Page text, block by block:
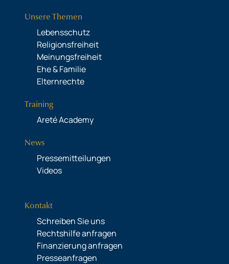
Unsere Themen
Lebensschutz
Religionsfreiheit
Meinungsfreiheit
Ehe & Familie
Elternrechte
Training
Areté Academy
News
Pressemitteilungen
Videos
Kontakt
Schreiben Sie uns
Rechtshilfe anfragen
Finanzierung anfragen
Presseanfragen